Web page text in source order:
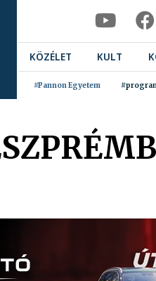
KÖZÉLET KULT
#Pannon Egyetem